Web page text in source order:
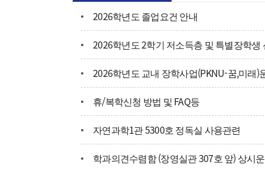
2026학년도 졸업요건 안내
2026학년도 2학기 저소득층 및 특별장학생
2026학년도 교내 장학사업(PKNU-꿈,미래)
휴/복학신청 방법 및 FAQ등
자연과학1관 5300호 정독실 사용관련
학과의견수렴함 (장영실관 307호 앞) 상시